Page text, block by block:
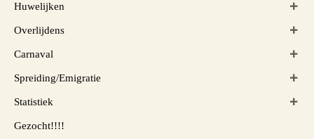
Huwelijken
Overlijdens
Carnaval
Spreiding/Emigratie
Statistiek
Gezocht!!!!